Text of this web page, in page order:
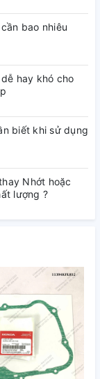
bao nhiêu
hay khó cho
biết khi sử dụng
Nhớt hoặc
lượng ?